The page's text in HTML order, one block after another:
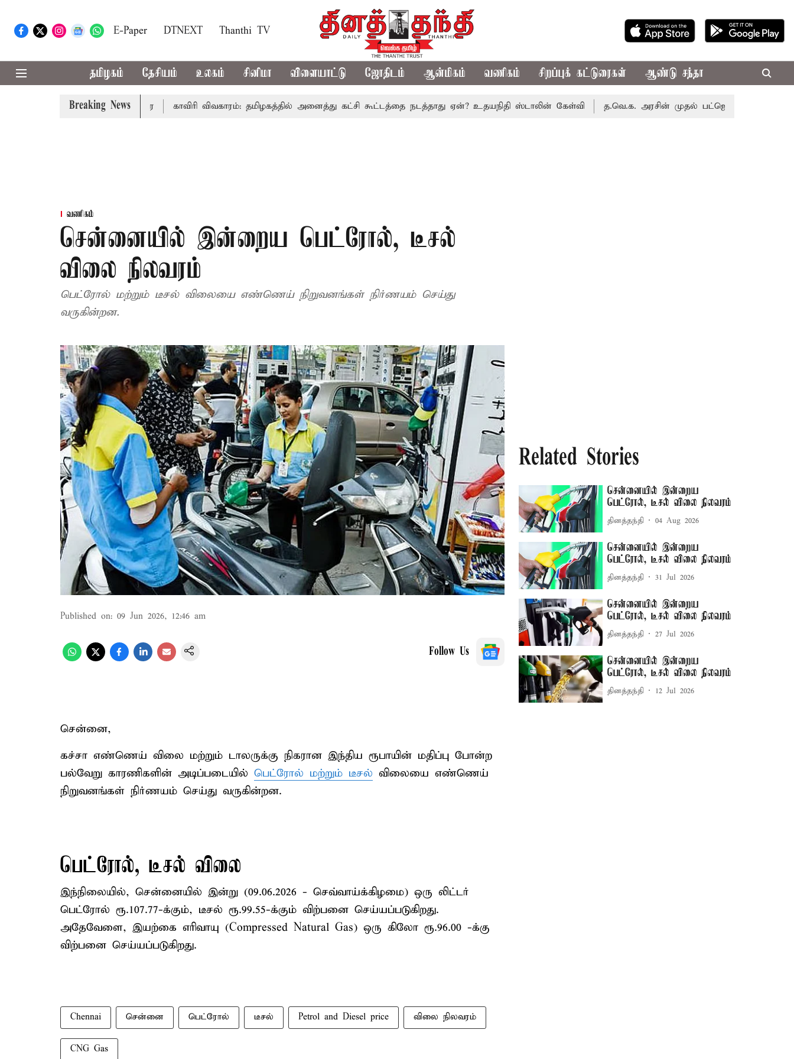
E-Paper DTNEXT Thanthi TV
தமிழகம் தேசியம் உலகம் சினிமா விளையாட்டு ஜோதிடம் ஆன்மிகம் வணிகம் சிறப்புக் கட்டுரைகள் ஆண்டு சந்தா
Breaking News
அமைச்சர் விஜய் உரை காவிரி விவகாரம்: தமிழகத்தில் அனைத்து கட்சி கூட்டத்தை நடத்தாது ஏன்? உதயநிதி ஸ்டாலின் கேள்வி த.வெ.க. அரசின் முதல் பட்ஜெட்: மாற்றமா?, தடுமாற்றமா?
வணிகம்
சென்னையில் இன்றைய பெட்ரோல், டீசல்
விலை நிலவரம்
பெட்ரோல் மற்றும் டீசல் விலையை எண்ணெய் நிறுவனங்கள் நிர்ணயம் செய்து
வருகின்றன.
Published on: 09 Jun 2026, 12:46 am
Follow Us
சென்னை,
கச்சா எண்ணெய் விலை மற்றும் டாலருக்கு நிகரான இந்திய ரூபாயின் மதிப்பு போன்ற
பல்வேறு காரணிகளின் அடிப்படையில் பெட்ரோல் மற்றும் டீசல் விலையை எண்ணெய்
நிறுவனங்கள் நிர்ணயம் செய்து வருகின்றன.
பெட்ரோல், டீசல் விலை
இந்நிலையில், சென்னையில் இன்று (09.06.2026 - செவ்வாய்க்கிழமை) ஒரு லிட்டர்
பெட்ரோல் ரூ.107.77-க்கும், டீசல் ரூ.99.55-க்கும் விற்பனை செய்யப்படுகிறது.
அதேவேளை, இயற்கை எரிவாயு (Compressed Natural Gas) ஒரு கிலோ ரூ.96.00 -க்கு
விற்பனை செய்யப்படுகிறது.
Chennai சென்னை பெட்ரோல் டீசல் Petrol and Diesel price விலை நிலவரம்
CNG Gas
Related Stories
சென்னையில் இன்றைய
பெட்ரோல், டீசல் விலை நிலவரம்
தினத்தந்தி 04 Aug 2026
சென்னையில் இன்றைய
பெட்ரோல், டீசல் விலை நிலவரம்
தினத்தந்தி 31 Jul 2026
சென்னையில் இன்றைய
பெட்ரோல், டீசல் விலை நிலவரம்
தினத்தந்தி 27 Jul 2026
சென்னையில் இன்றைய
பெட்ரோல், டீசல் விலை நிலவரம்
தினத்தந்தி 12 Jul 2026